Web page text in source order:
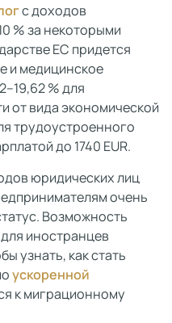
с доходов
% за некоторыми
ЕС придется
и медицинское
% для
от вида экономической
трудоустроенного
до 1740 EUR.
юридических лиц
очень
Возможность
для иностранцев
узнать, как стать
ускоренной
к миграционному